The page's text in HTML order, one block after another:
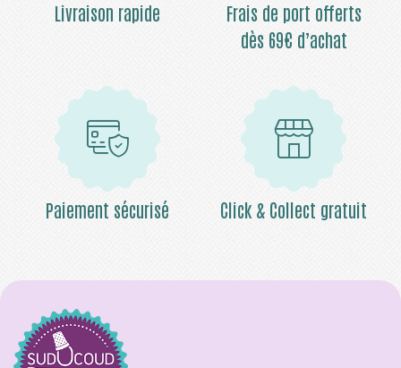
Livraison rapide
Frais de port offerts
dès 69€ d’achat
Paiement sécurisé Click & Collect gratuit